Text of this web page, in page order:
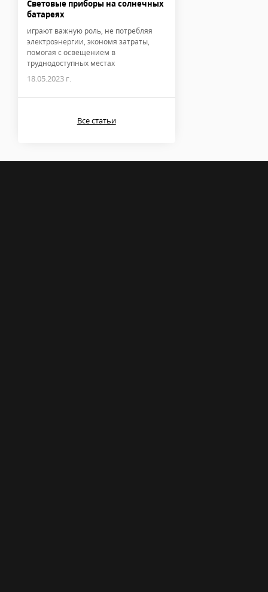
Световые приборы на солнечных
батареях
играют важную роль, не потребляя
электроэнергии, экономя затраты,
помогая с освещением в
труднодоступных местах
18.05.2023 г.
Все статьи